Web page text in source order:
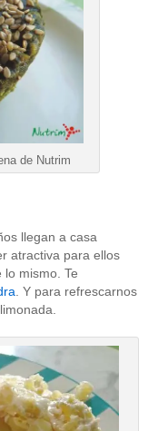
de Nutrim
llegan a casa
atractiva para ellos
mismo. Te
. Y para refrescarnos